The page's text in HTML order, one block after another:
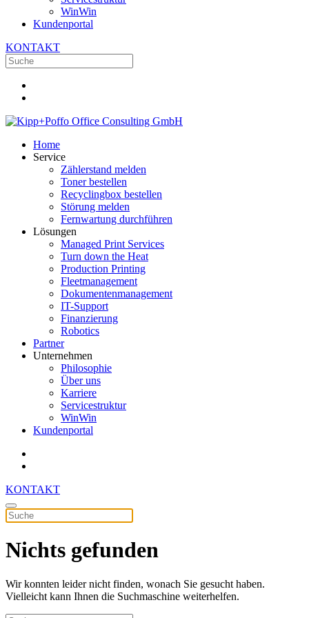
WinWin
Kundenportal
KONTAKT
Home
Service
Zählerstand melden
Toner bestellen
Recyclingbox bestellen
Störung melden
Fernwartung durchführen
Lösungen
Managed Print Services
Turn down the Heat
Production Printing
Fleetmanagement
Dokumentenmanagement
IT-Support
Finanzierung
Robotics
Partner
Unternehmen
Philosophie
Über uns
Karriere
Servicestruktur
WinWin
Kundenportal
KONTAKT
Nichts gefunden
Wir konnten leider nicht finden, wonach Sie gesucht haben.
Vielleicht kann Ihnen die Suchmaschine weiterhelfen.